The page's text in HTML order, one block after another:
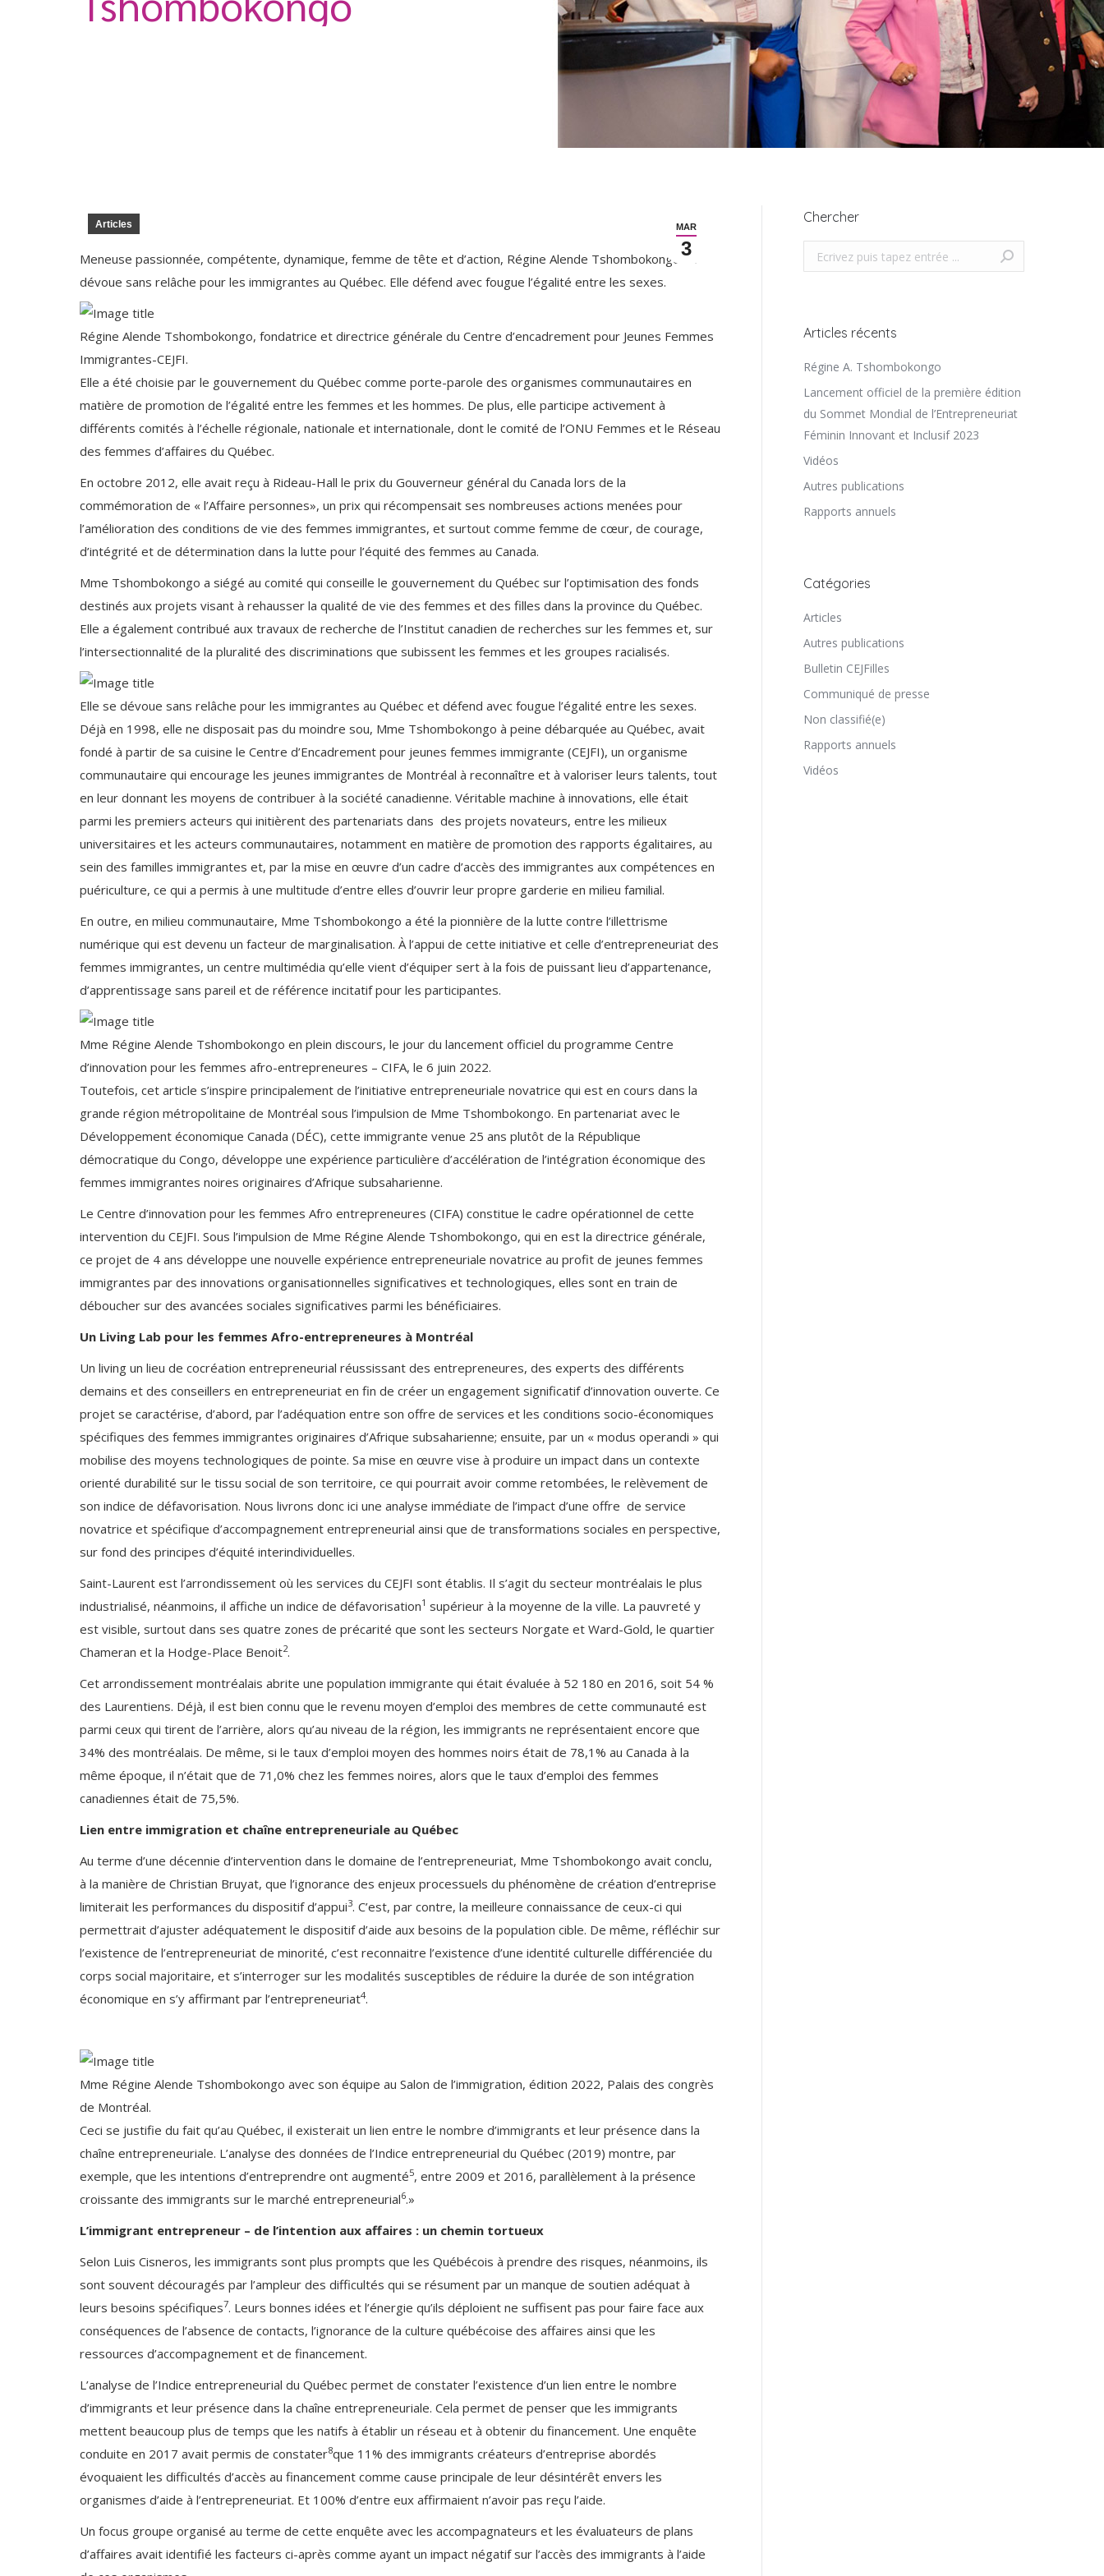
MAR
3
Articles
Meneuse passionnée, compétente, dynamique, femme de tête et d’action, Régine Alende Tshombokongo se
dévoue sans relâche pour les immigrantes au Québec. Elle défend avec fougue l’égalité entre les sexes.
Régine Alende Tshombokongo, fondatrice et directrice générale du Centre d’encadrement pour Jeunes Femmes
Immigrantes-CEJFI.
Elle a été choisie par le gouvernement du Québec comme porte-parole des organismes communautaires en
matière de promotion de l’égalité entre les femmes et les hommes. De plus, elle participe activement à
différents comités à l’échelle régionale, nationale et internationale, dont le comité de l’ONU Femmes et le Réseau
des femmes d’affaires du Québec.
En octobre 2012, elle avait reçu à Rideau-Hall le prix du Gouverneur général du Canada lors de la
commémoration de « l’Affaire personnes», un prix qui récompensait ses nombreuses actions menées pour
l’amélioration des conditions de vie des femmes immigrantes, et surtout comme femme de cœur, de courage,
d’intégrité et de détermination dans la lutte pour l’équité des femmes au Canada.
Mme Tshombokongo a siégé au comité qui conseille le gouvernement du Québec sur l’optimisation des fonds
destinés aux projets visant à rehausser la qualité de vie des femmes et des filles dans la province du Québec.
Elle a également contribué aux travaux de recherche de l’Institut canadien de recherches sur les femmes et, sur
l’intersectionnalité de la pluralité des discriminations que subissent les femmes et les groupes racialisés.
Elle se dévoue sans relâche pour les immigrantes au Québec et défend avec fougue l’égalité entre les sexes.
Déjà en 1998, elle ne disposait pas du moindre sou, Mme Tshombokongo à peine débarquée au Québec, avait
fondé à partir de sa cuisine le Centre d’Encadrement pour jeunes femmes immigrante (CEJFI), un organisme
communautaire qui encourage les jeunes immigrantes de Montréal à reconnaître et à valoriser leurs talents, tout
en leur donnant les moyens de contribuer à la société canadienne. Véritable machine à innovations, elle était
parmi les premiers acteurs qui initièrent des partenariats dans des projets novateurs, entre les milieux
universitaires et les acteurs communautaires, notamment en matière de promotion des rapports égalitaires, au
sein des familles immigrantes et, par la mise en œuvre d’un cadre d’accès des immigrantes aux compétences en
puériculture, ce qui a permis à une multitude d’entre elles d’ouvrir leur propre garderie en milieu familial.
En outre, en milieu communautaire, Mme Tshombokongo a été la pionnière de la lutte contre l’illettrisme
numérique qui est devenu un facteur de marginalisation. À l’appui de cette initiative et celle d’entrepreneuriat des
femmes immigrantes, un centre multimédia qu’elle vient d’équiper sert à la fois de puissant lieu d’appartenance,
d’apprentissage sans pareil et de référence incitatif pour les participantes.
Mme Régine Alende Tshombokongo en plein discours, le jour du lancement officiel du programme Centre
d’innovation pour les femmes afro-entrepreneures – CIFA, le 6 juin 2022.
Toutefois, cet article s’inspire principalement de l’initiative entrepreneuriale novatrice qui est en cours dans la
grande région métropolitaine de Montréal sous l’impulsion de Mme Tshombokongo. En partenariat avec le
Développement économique Canada (DÉC), cette immigrante venue 25 ans plutôt de la République
démocratique du Congo, développe une expérience particulière d’accélération de l’intégration économique des
femmes immigrantes noires originaires d’Afrique subsaharienne.
Le Centre d’innovation pour les femmes Afro entrepreneures (CIFA) constitue le cadre opérationnel de cette
intervention du CEJFI. Sous l’impulsion de Mme Régine Alende Tshombokongo, qui en est la directrice générale,
ce projet de 4 ans développe une nouvelle expérience entrepreneuriale novatrice au profit de jeunes femmes
immigrantes par des innovations organisationnelles significatives et technologiques, elles sont en train de
déboucher sur des avancées sociales significatives parmi les bénéficiaires.
Un Living Lab pour les femmes Afro-entrepreneures à Montréal
Un living un lieu de cocréation entrepreneurial réussissant des entrepreneures, des experts des différents
demains et des conseillers en entrepreneuriat en fin de créer un engagement significatif d’innovation ouverte. Ce
projet se caractérise, d’abord, par l’adéquation entre son offre de services et les conditions socio-économiques
spécifiques des femmes immigrantes originaires d’Afrique subsaharienne; ensuite, par un « modus operandi » qui
mobilise des moyens technologiques de pointe. Sa mise en œuvre vise à produire un impact dans un contexte
orienté durabilité sur le tissu social de son territoire, ce qui pourrait avoir comme retombées, le relèvement de
son indice de défavorisation. Nous livrons donc ici une analyse immédiate de l’impact d’une offre de service
novatrice et spécifique d’accompagnement entrepreneurial ainsi que de transformations sociales en perspective,
sur fond des principes d’équité interindividuelles.
Saint-Laurent est l’arrondissement où les services du CEJFI sont établis. Il s’agit du secteur montréalais le plus
industrialisé, néanmoins, il affiche un indice de défavorisation1 supérieur à la moyenne de la ville. La pauvreté y
est visible, surtout dans ses quatre zones de précarité que sont les secteurs Norgate et Ward-Gold, le quartier
Chameran et la Hodge-Place Benoit2.
Cet arrondissement montréalais abrite une population immigrante qui était évaluée à 52 180 en 2016, soit 54 %
des Laurentiens. Déjà, il est bien connu que le revenu moyen d’emploi des membres de cette communauté est
parmi ceux qui tirent de l’arrière, alors qu’au niveau de la région, les immigrants ne représentaient encore que
34% des montréalais. De même, si le taux d’emploi moyen des hommes noirs était de 78,1% au Canada à la
même époque, il n’était que de 71,0% chez les femmes noires, alors que le taux d’emploi des femmes
canadiennes était de 75,5%.
Lien entre immigration et chaîne entrepreneuriale au Québec
Au terme d’une décennie d’intervention dans le domaine de l’entrepreneuriat, Mme Tshombokongo avait conclu,
à la manière de Christian Bruyat, que l’ignorance des enjeux processuels du phénomène de création d’entreprise
limiterait les performances du dispositif d’appui3. C’est, par contre, la meilleure connaissance de ceux-ci qui
permettrait d’ajuster adéquatement le dispositif d’aide aux besoins de la population cible. De même, réfléchir sur
l’existence de l’entrepreneuriat de minorité, c’est reconnaitre l’existence d’une identité culturelle différenciée du
corps social majoritaire, et s’interroger sur les modalités susceptibles de réduire la durée de son intégration
économique en s’y affirmant par l’entrepreneuriat4.
Mme Régine Alende Tshombokongo avec son équipe au Salon de l’immigration, édition 2022, Palais des congrès
de Montréal.
Ceci se justifie du fait qu’au Québec, il existerait un lien entre le nombre d’immigrants et leur présence dans la
chaîne entrepreneuriale. L’analyse des données de l’Indice entrepreneurial du Québec (2019) montre, par
exemple, que les intentions d’entreprendre ont augmenté5, entre 2009 et 2016, parallèlement à la présence
croissante des immigrants sur le marché entrepreneurial6.»
L’immigrant entrepreneur – de l’intention aux affaires : un chemin tortueux
Selon Luis Cisneros, les immigrants sont plus prompts que les Québécois à prendre des risques, néanmoins, ils
sont souvent découragés par l’ampleur des difficultés qui se résument par un manque de soutien adéquat à
leurs besoins spécifiques7. Leurs bonnes idées et l’énergie qu’ils déploient ne suffisent pas pour faire face aux
conséquences de l’absence de contacts, l’ignorance de la culture québécoise des affaires ainsi que les
ressources d’accompagnement et de financement.
L’analyse de l’Indice entrepreneurial du Québec permet de constater l’existence d’un lien entre le nombre
d’immigrants et leur présence dans la chaîne entrepreneuriale. Cela permet de penser que les immigrants
mettent beaucoup plus de temps que les natifs à établir un réseau et à obtenir du financement. Une enquête
conduite en 2017 avait permis de constater8que 11% des immigrants créateurs d’entreprise abordés
évoquaient les difficultés d’accès au financement comme cause principale de leur désintérêt envers les
organismes d’aide à l’entrepreneuriat. Et 100% d’entre eux affirmaient n’avoir pas reçu l’aide.
Un focus groupe organisé au terme de cette enquête avec les accompagnateurs et les évaluateurs de plans
d’affaires avait identifié les facteurs ci-après comme ayant un impact négatif sur l’accès des immigrants à l’aide
Chercher
Search:
Articles récents
Régine A. Tshombokongo
Lancement officiel de la première édition
du Sommet Mondial de l’Entrepreneuriat
Féminin Innovant et Inclusif 2023
Vidéos
Autres publications
Rapports annuels
Catégories
Articles
Autres publications
Bulletin CEJFilles
Communiqué de presse
Non classifié(e)
Rapports annuels
Vidéos